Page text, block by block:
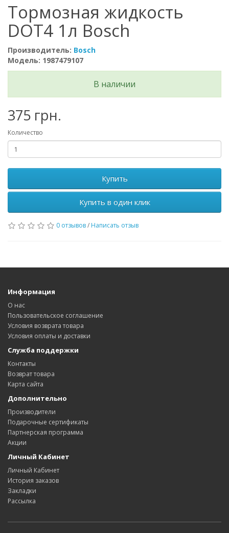
Тормозная жидкость
DOT4 1л Bosch
Производитель: Bosch
Модель: 1987479107
В наличии
375 грн.
Количество
Купить
Купить в один клик
0 отзывов/ Написать отзыв
Информация
О нас
Пользовательское соглашение
Условия возврата товара
Условия оплаты и доставки
Служба поддержки
Контакты
Возврат товара
Карта сайта
Дополнительно
Производители
Подарочные сертификаты
Партнерская программа
Акции
Личный Кабинет
Личный Кабинет
История заказов
Закладки
Рассылка